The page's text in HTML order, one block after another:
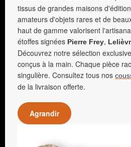
tissus de grandes maisons
amateurs d'objets rares et de
haut de gamme valorisent
étoffes signées Pierre Frey,
Découvrez notre sélection
conçus à la main. Chaque pièce
singulière. Consultez tous nos
de la livraison offerte.
Agrandir